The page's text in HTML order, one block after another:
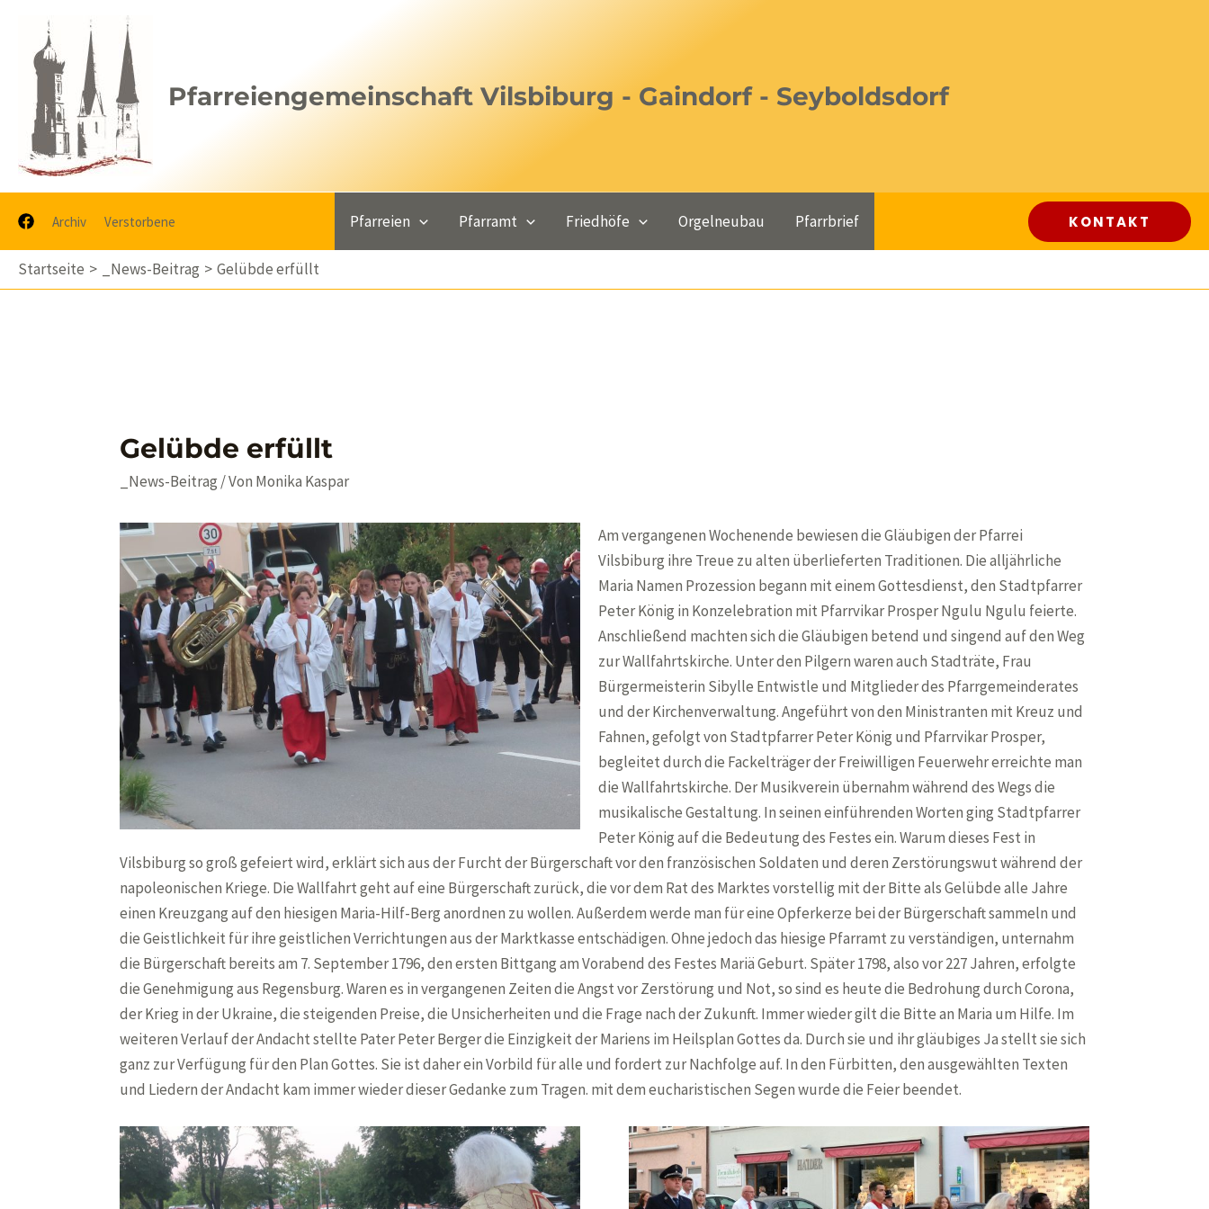
springen
Pfarreiengemeinschaft Vilsbiburg - Gaindorf - Seyboldsdorf
Archiv Verstorbene Pfarreien Pfarramt Friedhöfe Orgelneubau Pfarrbrief KONTAKT
Startseite _News-Beitrag Gelübde erfüllt
Gelübde erfüllt
_News-Beitrag / Von Monika Kaspar
Am vergangenen Wochenende bewiesen die Gläubigen der Pfarrei
Vilsbiburg ihre Treue zu alten überlieferten Traditionen. Die alljährliche
Maria Namen Prozession begann mit einem Gottesdienst, den Stadtpfarrer
Peter König in Konzelebration mit Pfarrvikar Prosper Ngulu Ngulu feierte.
Anschließend machten sich die Gläubigen betend und singend auf den Weg
zur Wallfahrtskirche. Unter den Pilgern waren auch Stadträte, Frau
Bürgermeisterin Sibylle Entwistle und Mitglieder des Pfarrgemeinderates
und der Kirchenverwaltung. Angeführt von den Ministranten mit Kreuz und
Fahnen, gefolgt von Stadtpfarrer Peter König und Pfarrvikar Prosper,
begleitet durch die Fackelträger der Freiwilligen Feuerwehr erreichte man
die Wallfahrtskirche. Der Musikverein übernahm während des Wegs die
musikalische Gestaltung. In seinen einführenden Worten ging Stadtpfarrer
Peter König auf die Bedeutung des Festes ein. Warum dieses Fest in
Vilsbiburg so groß gefeiert wird, erklärt sich aus der Furcht der Bürgerschaft vor den französischen Soldaten und deren Zerstörungswut während der
napoleonischen Kriege. Die Wallfahrt geht auf eine Bürgerschaft zurück, die vor dem Rat des Marktes vorstellig mit der Bitte als Gelübde alle Jahre
einen Kreuzgang auf den hiesigen Maria-Hilf-Berg anordnen zu wollen. Außerdem werde man für eine Opferkerze bei der Bürgerschaft sammeln und
die Geistlichkeit für ihre geistlichen Verrichtungen aus der Marktkasse entschädigen. Ohne jedoch das hiesige Pfarramt zu verständigen, unternahm
die Bürgerschaft bereits am 7. September 1796, den ersten Bittgang am Vorabend des Festes Mariä Geburt. Später 1798, also vor 227 Jahren, erfolgte
die Genehmigung aus Regensburg. Waren es in vergangenen Zeiten die Angst vor Zerstörung und Not, so sind es heute die Bedrohung durch Corona,
der Krieg in der Ukraine, die steigenden Preise, die Unsicherheiten und die Frage nach der Zukunft. Immer wieder gilt die Bitte an Maria um Hilfe. Im
weiteren Verlauf der Andacht stellte Pater Peter Berger die Einzigkeit der Mariens im Heilsplan Gottes da. Durch sie und ihr gläubiges Ja stellt sie sich
ganz zur Verfügung für den Plan Gottes. Sie ist daher ein Vorbild für alle und fordert zur Nachfolge auf. In den Fürbitten, den ausgewählten Texten
und Liedern der Andacht kam immer wieder dieser Gedanke zum Tragen. mit dem eucharistischen Segen wurde die Feier beendet.